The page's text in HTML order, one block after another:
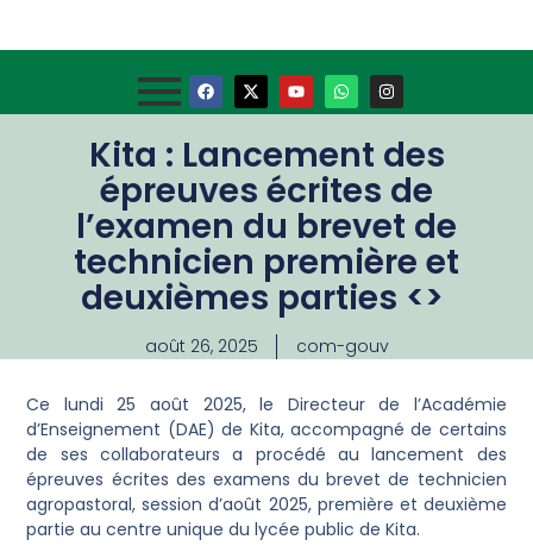
Kita : Lancement des
épreuves écrites de
l’examen du brevet de
technicien première et
deuxièmes parties <> ‎
août 26, 2025 com-gouv
‎Ce lundi 25 août 2025, le Directeur de l’Académie
d’Enseignement (DAE) de Kita, accompagné de certains
de ses collaborateurs a procédé au lancement des
épreuves écrites des examens du brevet de technicien
agropastoral, session d’août 2025, première et deuxième
partie au centre unique du lycée public de Kita.